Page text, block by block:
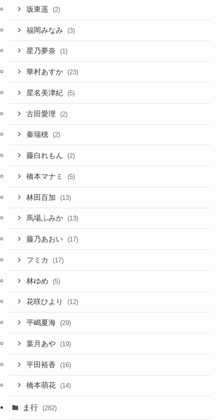
坂東遥 (2)
福岡みなみ (3)
星乃夢奈 (1)
華村あすか (23)
星名美津紀 (5)
古田愛理 (2)
秦瑞穂 (2)
藤白れもん (2)
橋本マナミ (5)
林田百加 (13)
馬場ふみか (13)
藤乃あおい (17)
フミカ (17)
林ゆめ (5)
花咲ひより (12)
平嶋夏海 (29)
葉月あや (19)
平田裕香 (16)
橋本萌花 (14)
ま行 (282)